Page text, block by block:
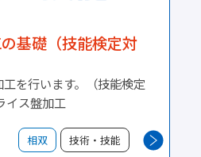
基礎（技能検定対
を行います。（技能検定
ス盤加工
相双 技術・技能